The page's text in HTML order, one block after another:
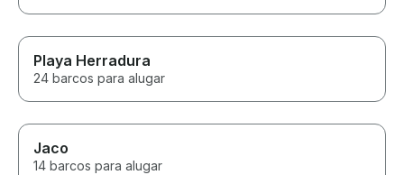
Playa Herradura
24 barcos para alugar
Jaco
14 barcos para alugar